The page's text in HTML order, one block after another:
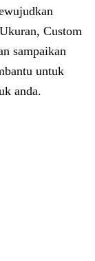
Custom
sampaikan
untuk
anda.